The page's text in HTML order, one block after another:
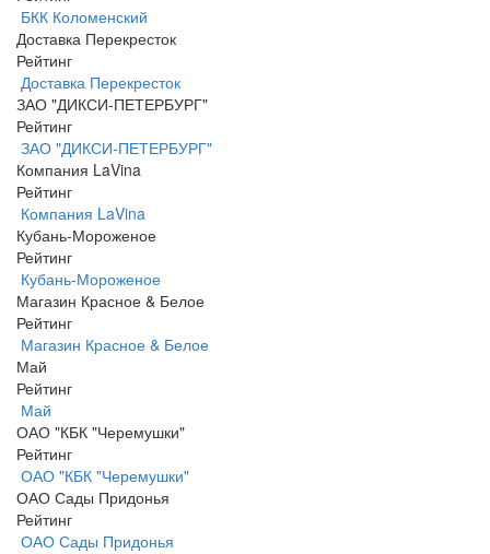
БКК Коломенский
Доставка Перекресток
Рейтинг
Доставка Перекресток
ЗАО "ДИКСИ-ПЕТЕРБУРГ"
Рейтинг
ЗАО "ДИКСИ-ПЕТЕРБУРГ"
Компания LaVina
Рейтинг
Компания LaVina
Кубань-Мороженое
Рейтинг
Кубань-Мороженое
Магазин Красное & Белое
Рейтинг
Магазин Красное & Белое
Май
Рейтинг
Май
ОАО "КБК "Черемушки"
Рейтинг
ОАО "КБК "Черемушки"
ОАО Сады Придонья
Рейтинг
ОАО Сады Придонья